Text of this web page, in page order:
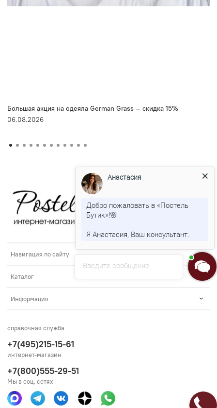
Большая акция на одеяла German Grass — скидка 15%
06.08.2026
Навигация по сайту
Каталог
Информация
справочная служба
+7(495)215-15-61
интернет-магазин
+7(800)555-29-51
Мы в соц. сетях
Введите сообщение
Анастасия
Добро пожаловать в «Постель
Бутик»!🌸
Я Анастасия, Ваш консультант.